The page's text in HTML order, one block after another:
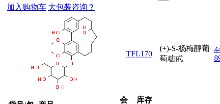
加入购物车 大包装咨询？
TFL170
(+)-S-杨梅醇葡
萄糖甙
会
库存